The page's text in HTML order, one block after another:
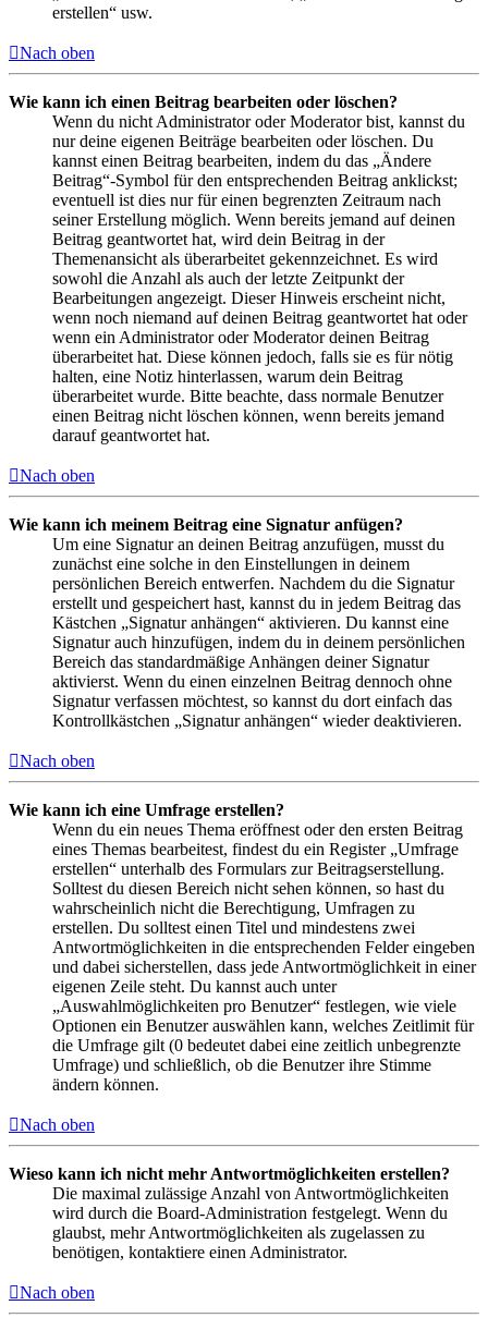
erstellen“ usw.
Nach oben
Wie kann ich einen Beitrag bearbeiten oder löschen?
Wenn du nicht Administrator oder Moderator bist, kannst du
nur deine eigenen Beiträge bearbeiten oder löschen. Du
kannst einen Beitrag bearbeiten, indem du das „Ändere
Beitrag“-Symbol für den entsprechenden Beitrag anklickst;
eventuell ist dies nur für einen begrenzten Zeitraum nach
seiner Erstellung möglich. Wenn bereits jemand auf deinen
Beitrag geantwortet hat, wird dein Beitrag in der
Themenansicht als überarbeitet gekennzeichnet. Es wird
sowohl die Anzahl als auch der letzte Zeitpunkt der
Bearbeitungen angezeigt. Dieser Hinweis erscheint nicht,
wenn noch niemand auf deinen Beitrag geantwortet hat oder
wenn ein Administrator oder Moderator deinen Beitrag
überarbeitet hat. Diese können jedoch, falls sie es für nötig
halten, eine Notiz hinterlassen, warum dein Beitrag
überarbeitet wurde. Bitte beachte, dass normale Benutzer
einen Beitrag nicht löschen können, wenn bereits jemand
darauf geantwortet hat.
Nach oben
Wie kann ich meinem Beitrag eine Signatur anfügen?
Um eine Signatur an deinen Beitrag anzufügen, musst du
zunächst eine solche in den Einstellungen in deinem
persönlichen Bereich entwerfen. Nachdem du die Signatur
erstellt und gespeichert hast, kannst du in jedem Beitrag das
Kästchen „Signatur anhängen“ aktivieren. Du kannst eine
Signatur auch hinzufügen, indem du in deinem persönlichen
Bereich das standardmäßige Anhängen deiner Signatur
aktivierst. Wenn du einen einzelnen Beitrag dennoch ohne
Signatur verfassen möchtest, so kannst du dort einfach das
Kontrollkästchen „Signatur anhängen“ wieder deaktivieren.
Nach oben
Wie kann ich eine Umfrage erstellen?
Wenn du ein neues Thema eröffnest oder den ersten Beitrag
eines Themas bearbeitest, findest du ein Register „Umfrage
erstellen“ unterhalb des Formulars zur Beitragserstellung.
Solltest du diesen Bereich nicht sehen können, so hast du
wahrscheinlich nicht die Berechtigung, Umfragen zu
erstellen. Du solltest einen Titel und mindestens zwei
Antwortmöglichkeiten in die entsprechenden Felder eingeben
und dabei sicherstellen, dass jede Antwortmöglichkeit in einer
eigenen Zeile steht. Du kannst auch unter
„Auswahlmöglichkeiten pro Benutzer“ festlegen, wie viele
Optionen ein Benutzer auswählen kann, welches Zeitlimit für
die Umfrage gilt (0 bedeutet dabei eine zeitlich unbegrenzte
Umfrage) und schließlich, ob die Benutzer ihre Stimme
ändern können.
Nach oben
Wieso kann ich nicht mehr Antwortmöglichkeiten erstellen?
Die maximal zulässige Anzahl von Antwortmöglichkeiten
wird durch die Board-Administration festgelegt. Wenn du
glaubst, mehr Antwortmöglichkeiten als zugelassen zu
benötigen, kontaktiere einen Administrator.
Nach oben